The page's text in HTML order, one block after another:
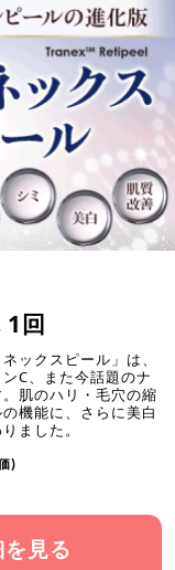
1回
ックスピール」は、
C、また今話題のナ
肌のハリ・毛穴の縮
機能に、さらに美白
ました。
)
見る